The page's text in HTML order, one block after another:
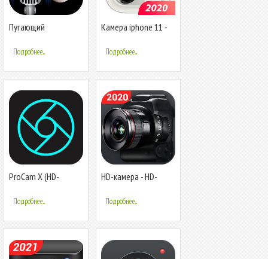
Пугающий
Звуки Ужасов
Подробнее...
Камера iphone 11 -
Подробнее...
ProCam X (HD-
Подробнее...
HD-камера - HD-
камера 4K
Подробнее...